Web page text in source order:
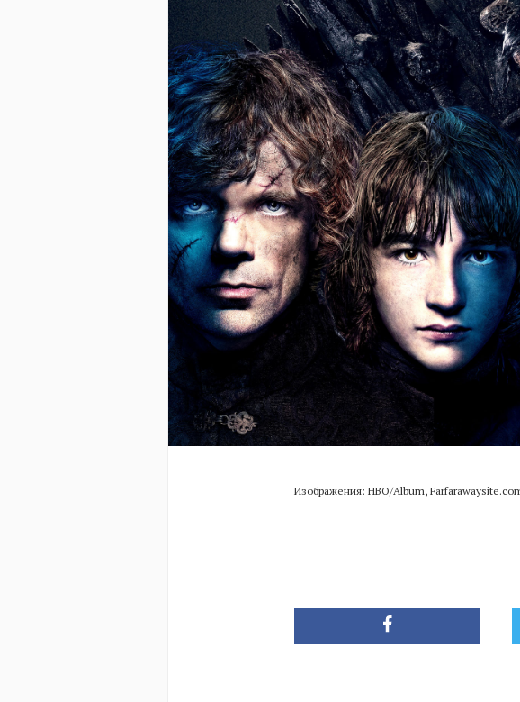
Изображения: HBO/Album,